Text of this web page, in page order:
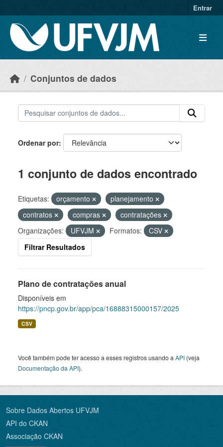
Entrar
Conjuntos de dados
Ordenar por
1 conjunto de dados encontrado
Etiquetas: orçamento
planejamento
contratos
compras
contratações
Organizações:
UFVJM Formatos:
CSV
Filtrar Resultados
Plano de contratações anual
Disponíveis em
https://pncp.gov.br/app/pca/16888315000157/2025
CSV
Você também pode ter acesso a esses registros usando a API (veja
Documentação da API).
Sobre Dados Abertos UFVJM
API do CKAN
Associação CKAN